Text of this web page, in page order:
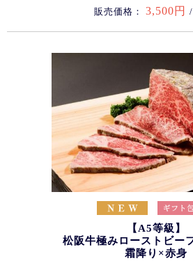
販売価格： 3,500円
【A5等級】
松阪牛極みローストビー
霜降り×赤身